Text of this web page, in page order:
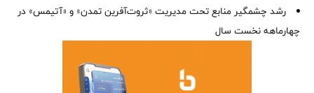
رشد چشمگیر منابع تحت مدیریت «ثروت‌آفرین تمدن» و «آتیمس» در
چهارماهه نخست سال